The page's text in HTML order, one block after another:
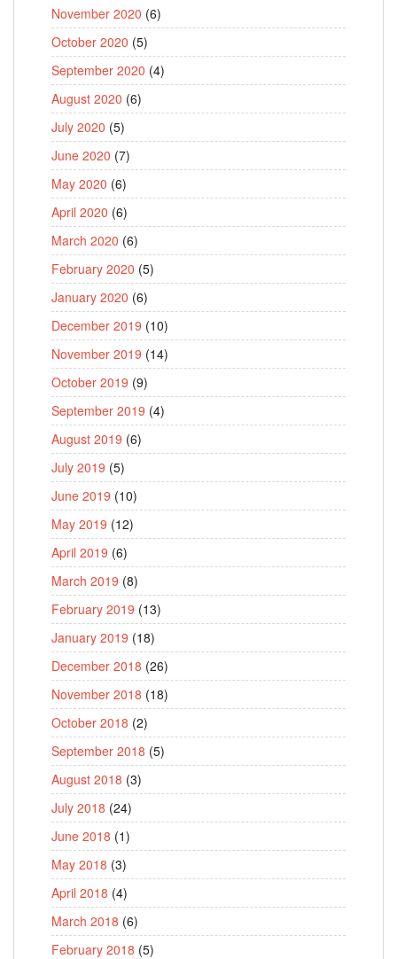
November 2020 (6)
October 2020 (5)
September 2020 (4)
August 2020 (6)
July 2020 (5)
June 2020 (7)
May 2020 (6)
April 2020 (6)
March 2020 (6)
February 2020 (5)
January 2020 (6)
December 2019 (10)
November 2019 (14)
October 2019 (9)
September 2019 (4)
August 2019 (6)
July 2019 (5)
June 2019 (10)
May 2019 (12)
April 2019 (6)
March 2019 (8)
February 2019 (13)
January 2019 (18)
December 2018 (26)
November 2018 (18)
October 2018 (2)
September 2018 (5)
August 2018 (3)
July 2018 (24)
June 2018 (1)
May 2018 (3)
April 2018 (4)
March 2018 (6)
February 2018 (5)